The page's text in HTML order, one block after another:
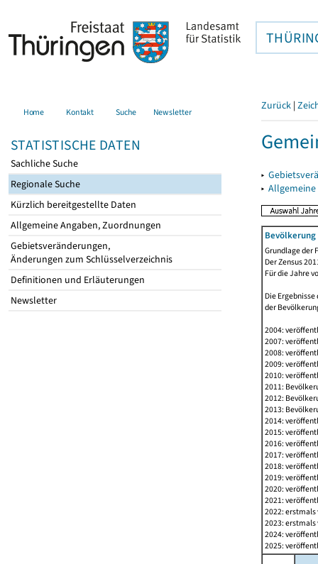
Home Kontakt Suche Newsletter
STATISTISCHE DATEN
Sachliche Suche
Regionale Suche
Kürzlich bereitgestellte Daten
Allgemeine Angaben, Zuordnungen
Gebietsveränderungen,
Änderungen zum Schlüsselverzeichnis
Definitionen und Erläuterungen
Newsletter
Zurück |
▸
▸
Grundlage der
Der Zensus
Für die Jahre
Die
der
2004:
2007:
2008:
2009:
2010:
2011:
2012:
2013:
2014:
2015:
2016:
2017:
2018:
2019:
2020:
2021:
2022:
2023:
2024:
2025: